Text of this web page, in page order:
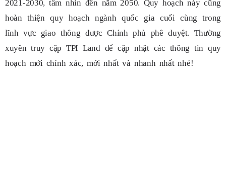
2021-2030, tầm nhìn đến năm 2050. Quy hoạch này cũng
hoàn thiện quy hoạch ngành quốc gia cuối cùng trong
lĩnh vực giao thông được Chính phủ phê duyệt. Thường
xuyên truy cập TPI Land để cập nhật các thông tin quy
hoạch mới chính xác, mới nhất và nhanh nhất nhé!